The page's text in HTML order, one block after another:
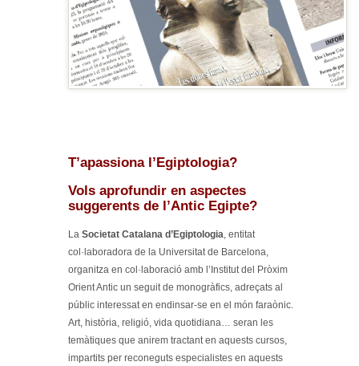
T’apassiona l’Egiptologia?
Vols aprofundir en aspectes
suggerents de l’Antic Egipte?
La Societat Catalana d’Egiptologia, entitat
col·laboradora de la Universitat de Barcelona,
organitza en col·laboració amb l’Institut del Pròxim
Orient Antic un seguit de monogràfics, adreçats al
públic interessat en endinsar-se en el món faraònic.
Art, història, religió, vida quotidiana… seran les
temàtiques que anirem tractant en aquests cursos,
impartits per reconeguts especialistes en aquests